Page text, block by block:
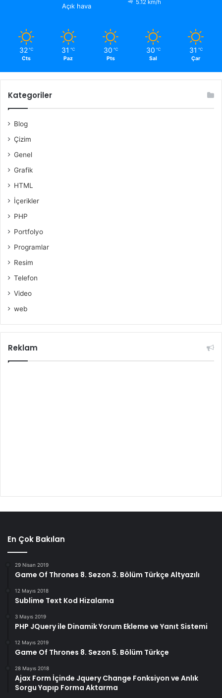
Açık hava 5.12 km/h
32 ℃
Cts
31 ℃
Paz
30 ℃
Pts
30 ℃
Sal
31 ℃
Çar
Kategoriler
Blog
Çizim
Genel
Grafik
HTML
İçerikler
PHP
Portfolyo
Programlar
Resim
Telefon
Video
web
Reklam
En Çok Bakılan
29 Nisan 2019
Game Of Thrones 8. Sezon 3. Bölüm Türkçe Altyazılı
12 Mayıs 2018
Sublime Text Kod Hizalama
3 Mayıs 2019
PHP JQuery ile Dinamik Yorum Ekleme ve Yanıt Sistemi
12 Mayıs 2019
Game Of Thrones 8. Sezon 5. Bölüm Türkçe
28 Mayıs 2018
Ajax Form İçinde Jquery Change Fonksiyon ve Anlık
Sorgu Yapıp Forma Aktarma